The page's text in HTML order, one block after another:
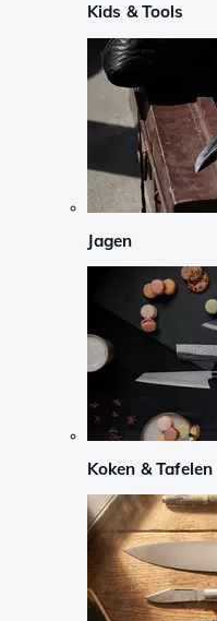
Kids & Tools
Jagen
Koken & Tafelen